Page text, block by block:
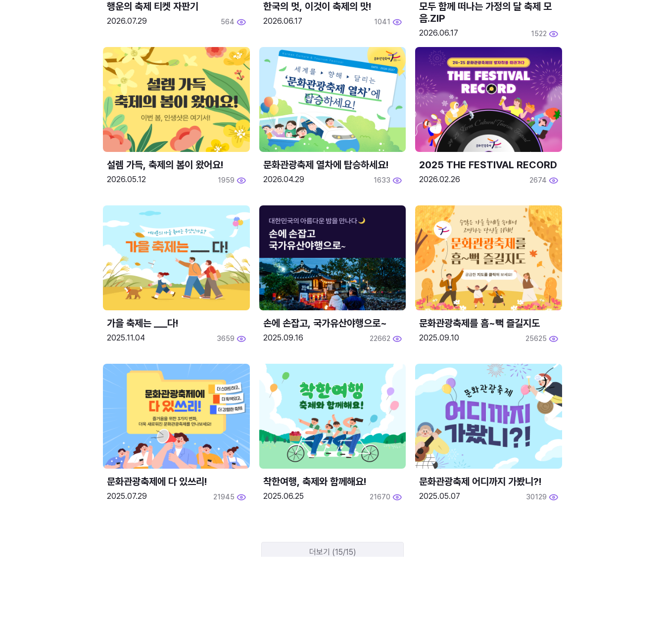
행운의 축제 티켓 자판기
2026.07.29 564
한국의 멋, 이것이 축제의 맛!
2026.06.17 1041
모두 함께 떠나는 가정의 달 축제 모
음.ZIP
2026.06.17 1522
설렘 가득, 축제의 봄이 왔어요!
2026.05.12 1959
문화관광축제 열차에 탑승하세요!
2026.04.29 1633
2025 THE FESTIVAL RECORD
2026.02.26 2674
2025.11.04 3659
손에 손잡고, 국가유산야행으로~
2025.09.16 22662
문화관광축제를 흠~뻑 즐길지도
2025.09.10 25625
문화관광축제에 다 있쓰리!
2025.07.29 21945
착한여행, 축제와 함께해요!
2025.06.25 21670
문화관광축제 어디까지 가봤니?!
2025.05.07 30129
더보기 (15/15)